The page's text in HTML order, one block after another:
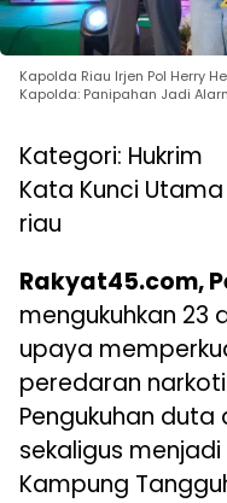
Kapolda Riau Irjen Pol Herry
Kapolda: Panipahan Jadi
Kategori: Hukrim
Kata Kunci
riau
Rakyat45.com,
mengukuhkan
upaya
peredaran
Pengukuhan duta
sekaligus
Kampung